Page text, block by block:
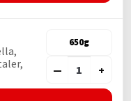
650g
— +